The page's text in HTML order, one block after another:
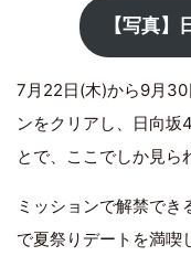
【写真
7月22日(木)から9月30
ンをクリアし、日向坂
とで、ここでしか見ら
ミッションで解禁で
で夏祭りデートを満喫